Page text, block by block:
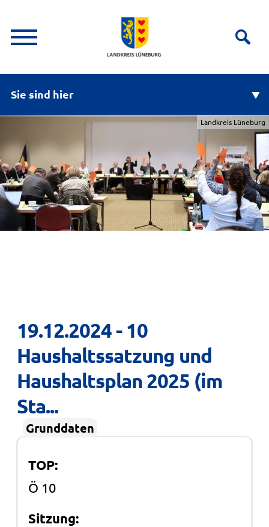
Sie sind hier
Landkreis Lüneburg
19.12.2024 - 10
Haushaltssatzung und
Haushaltsplan 2025 (im
Sta...
Grunddaten
TOP:
Ö 10
Sitzung: